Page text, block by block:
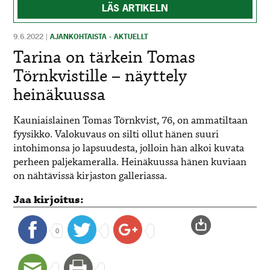
LÄS ARTIKELN
9.6.2022 |AJANKOHTAISTA - AKTUELLT
Tarina on tärkein Tomas
Törnkvistille – näyttely
heinäkuussa
Kauniaislainen Tomas Törnkvist, 76, on ammatiltaan
fyysikko. Valokuvaus on silti ollut hänen suuri
intohimonsa jo lapsuudesta, jolloin hän alkoi kuvata
perheen paljekameralla. Heinäkuussa hänen kuviaan
on nähtävissä kirjaston galleriassa.
Jaa kirjoitus:
0